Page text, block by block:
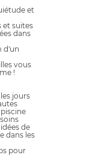
et
et suites
dans
d'un
vous
!
jours
de
dans les
pour